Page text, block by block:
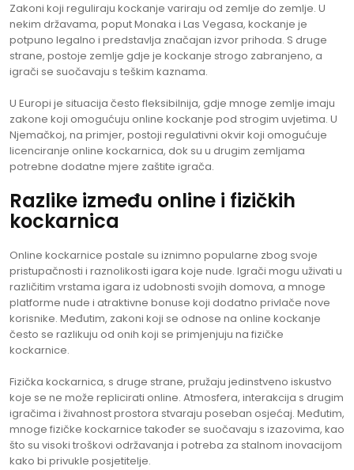
Zakoni koji reguliraju kockanje variraju od zemlje do zemlje. U
nekim državama, poput Monaka i Las Vegasa, kockanje je
potpuno legalno i predstavlja značajan izvor prihoda. S druge
strane, postoje zemlje gdje je kockanje strogo zabranjeno, a
igrači se suočavaju s teškim kaznama.
U Europi je situacija često fleksibilnija, gdje mnoge zemlje imaju
zakone koji omogućuju online kockanje pod strogim uvjetima. U
Njemačkoj, na primjer, postoji regulativni okvir koji omogućuje
licenciranje online kockarnica, dok su u drugim zemljama
potrebne dodatne mjere zaštite igrača.
Razlike između online i fizičkih
kockarnica
Online kockarnice postale su iznimno popularne zbog svoje
pristupačnosti i raznolikosti igara koje nude. Igrači mogu uživati u
različitim vrstama igara iz udobnosti svojih domova, a mnoge
platforme nude i atraktivne bonuse koji dodatno privlače nove
korisnike. Međutim, zakoni koji se odnose na online kockanje
često se razlikuju od onih koji se primjenjuju na fizičke
kockarnice.
Fizička kockarnica, s druge strane, pružaju jedinstveno iskustvo
koje se ne može replicirati online. Atmosfera, interakcija s drugim
igračima i živahnost prostora stvaraju poseban osjećaj. Međutim,
mnoge fizičke kockarnice također se suočavaju s izazovima, kao
što su visoki troškovi održavanja i potreba za stalnom inovacijom
kako bi privukle posjetitelje.